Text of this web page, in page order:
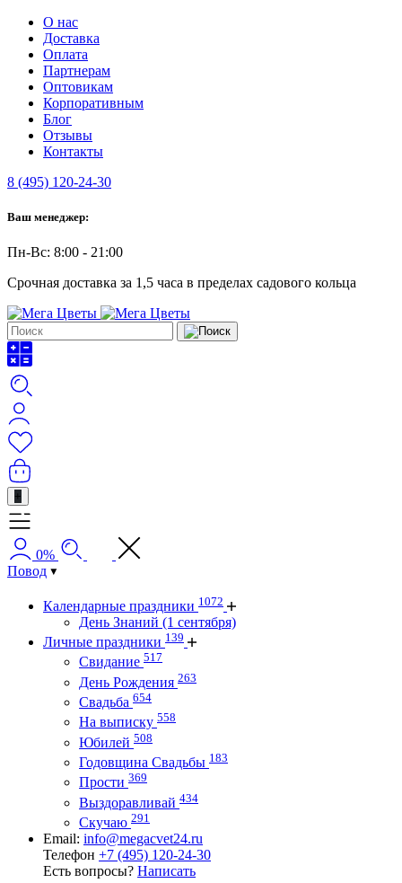
О нас
Доставка
Оплата
Партнерам
Оптовикам
Корпоративным
Блог
Отзывы
Контакты
8 (495) 120-24-30
Ваш менеджер:
Пн-Вс: 8:00 - 21:00
Срочная доставка за 1,5 часа в пределах садового кольца
+
0%
Повод
Календарные праздники 1072
День Знаний (1 сентября)
Личные праздники 139
Свидание 517
День Рождения 263
Свадьба 654
На выписку 558
Юбилей 508
Годовщина Свадьбы 183
Прости 369
Выздоравливай 434
Скучаю 291
Email: info@megacvet24.ru
Телефон +7 (495) 120-24-30
Есть вопросы? Написать